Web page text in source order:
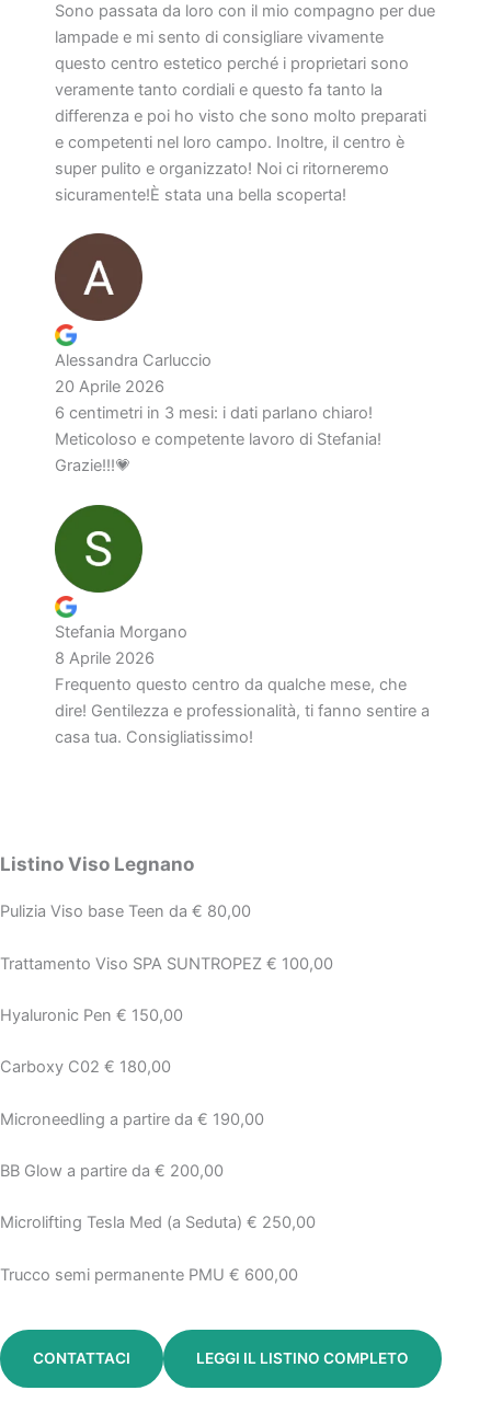
Sono passata da loro con il mio compagno per due
lampade e mi sento di consigliare vivamente
questo centro estetico perché i proprietari sono
veramente tanto cordiali e questo fa tanto la
differenza e poi ho visto che sono molto preparati
e competenti nel loro campo. Inoltre, il centro è
super pulito e organizzato! Noi ci ritorneremo
sicuramente!È stata una bella scoperta!
Alessandra Carluccio
20 Aprile 2026
6 centimetri in 3 mesi: i dati parlano chiaro!
Meticoloso e competente lavoro di Stefania!
Grazie!!!💗
Stefania Morgano
8 Aprile 2026
Frequento questo centro da qualche mese, che
dire! Gentilezza e professionalità, ti fanno sentire a
casa tua. Consigliatissimo!
Listino Viso Legnano
Pulizia Viso base Teen da € 80,00
Trattamento Viso SPA SUNTROPEZ € 100,00
Hyaluronic Pen € 150,00
Carboxy C02 € 180,00
Microneedling a partire da € 190,00
BB Glow a partire da € 200,00
Microlifting Tesla Med (a Seduta) € 250,00
Trucco semi permanente PMU € 600,00
CONTATTACI LEGGI IL LISTINO COMPLETO